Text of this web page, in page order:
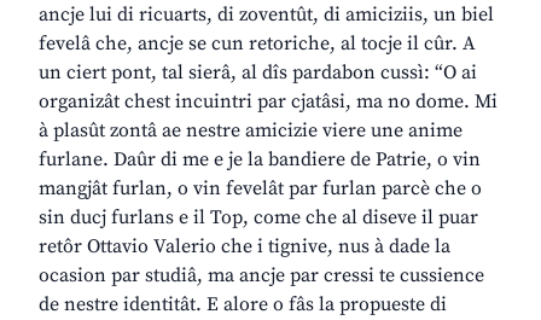
ancje lui di ricuarts, di zoventût, di amiciziis, un biel
fevelâ che, ancje se cun retoriche, al tocje il cûr. A
un ciert pont, tal sierâ, al dîs pardabon cussì: “O ai
organizât chest incuintri par cjatâsi, ma no dome. Mi
à plasût zontâ ae nestre amicizie viere une anime
furlane. Daûr di me e je la bandiere de Patrie, o vin
mangjât furlan, o vin fevelât par furlan parcè che o
sin ducj furlans e il Top, come che al diseve il puar
retôr Ottavio Valerio che i tignive, nus à dade la
ocasion par studiâ, ma ancje par cressi te cussience
de nestre identitât. E alore o fâs la propueste di